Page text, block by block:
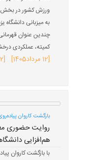
به میزبانی دانشگاه
چندین عنوان
کمیته، عملکردی
[12 مرداد 1405] [222 بازدید]
بازگشت کاروان
روایت حضوری
هم‌افزایی
با بازگشت کاروان